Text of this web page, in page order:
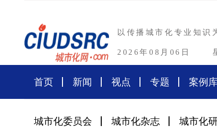
以传播城市化专业知识
2026年08月06日
首页 新闻 视点 专题 案例
城市化委员会 城市化杂志 城市化